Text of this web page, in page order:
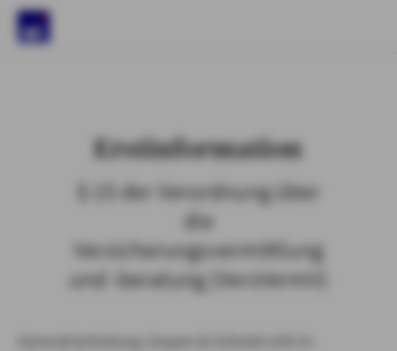
Erstinformation
§ 15 der Verordnung über
die
Versicherungsvermittlung
und -beratung (VersVermV)